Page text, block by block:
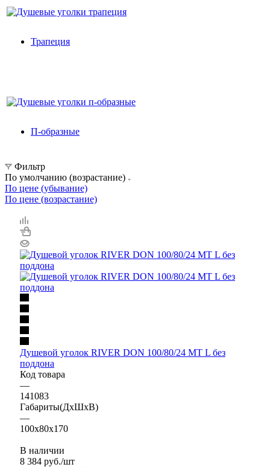
Трапеция
П-образные
Фильтр
По умолчанию (возрастание)
По цене (убывание)
По цене (возрастание)
Душевой уголок RIVER DON 100/80/24 МТ L без
поддона
Код товара
—
141083
Габариты(ДхШхВ)
—
100x80x170
В наличии
8 384 руб./шт